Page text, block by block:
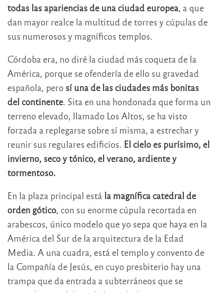
todas las apariencias de una ciudad europea, a que
dan mayor realce la multitud de torres y cúpulas de
sus numerosos y magníficos templos.
Córdoba era, no diré la ciudad más coqueta de la
América, porque se ofendería de ello su gravedad
española, pero sí una de las ciudades más bonitas
del continente. Sita en una hondonada que forma un
terreno elevado, llamado Los Altos, se ha visto
forzada a replegarse sobre sí misma, a estrechar y
reunir sus regulares edificios. El cielo es purísimo, el
invierno, seco y tónico, el verano, ardiente y
tormentoso.
En la plaza principal está la magnífica catedral de
orden gótico, con su enorme cúpula recortada en
arabescos, único modelo que yo sepa que haya en la
América del Sur de la arquitectura de la Edad
Media. A una cuadra, está el templo y convento de
la Compañía de Jesús, en cuyo presbiterio hay una
trampa que da entrada a subterráneos que se